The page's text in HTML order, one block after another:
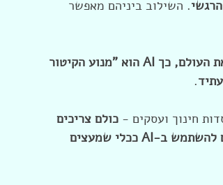
. השילוב ביניהם מאפשר
כמו שמנוע הקיטור שינה את העולם, כך AI הוא "מנוע הקיטור
.
חינוך ועסקים - כולם צריכים
לקחת חלק בהכנת החברה לעידן החדש. במיוחד חשוב לעזור לאנשים להשתמש ב-AI ככלי שמעצים